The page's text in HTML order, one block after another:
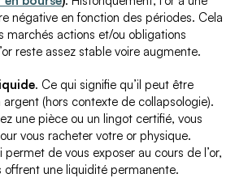
négative en fonction des périodes. Cela
marchés actions et/ou obligations
reste assez stable voire augmente.
. Ce qui signifie qu’il peut être
(hors contexte de collapsologie).
une pièce ou un lingot certifié, vous
vous racheter votre or physique.
permet de vous exposer au cours de l’or,
offrent une liquidité permanente.